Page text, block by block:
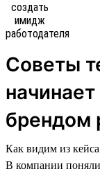
Советы
брендом
Как видим из
В компании